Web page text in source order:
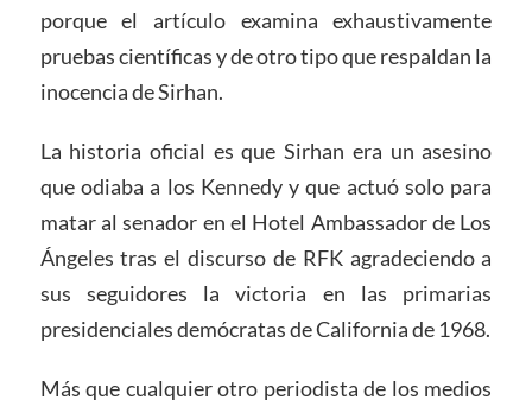
porque el artículo examina exhaustivamente
pruebas científicas y de otro tipo que respaldan la
inocencia de Sirhan.
La historia oficial es que Sirhan era un asesino
que odiaba a los Kennedy y que actuó solo para
matar al senador en el Hotel Ambassador de Los
Ángeles tras el discurso de RFK agradeciendo a
sus seguidores la victoria en las primarias
presidenciales demócratas de California de 1968.
Más que cualquier otro periodista de los medios